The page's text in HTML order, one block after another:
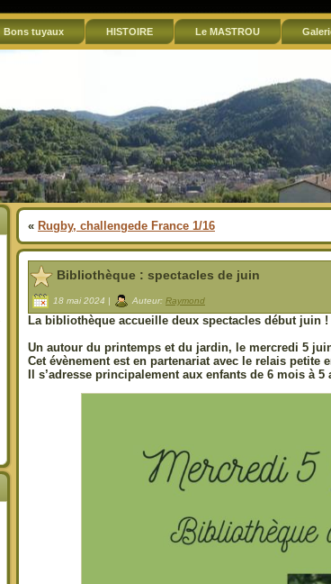
Bons tuyaux HISTOIRE Le MASTROU
« Rugby, challengede France 1/16
Bibliothèque : spectacles de juin
18 mai 2024 | Auteur: Raymond
La bibliothèque accueille deux spectacles début juin !
Un autour du printemps et du jardin, le mercredi 5
Cet évènement est en partenariat avec le relais petite
Il s’adresse principalement aux enfants de 6 mois à 5